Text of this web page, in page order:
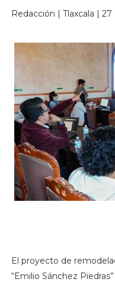
Redacción | Tlaxcala |
El proyecto de
“Emilio Sánchez